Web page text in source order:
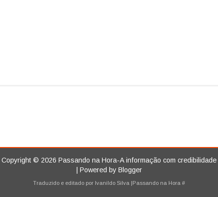
Copyright © 2026 Passando na Hora-A informação com credibilidade
| Powered by Blogger
Traduzido e editado por Ivanildo Silva |Passando na Hora #